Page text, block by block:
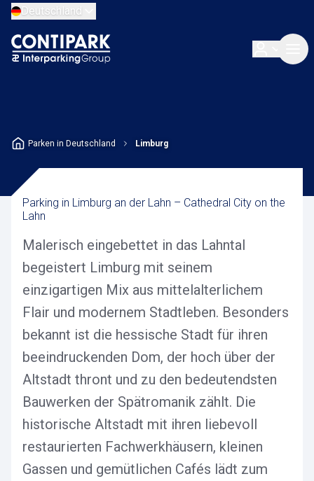
Deutschland
Parken in Deutschland Limburg
Parking in Limburg an der Lahn – Cathedral City on the
Lahn
Malerisch eingebettet in das Lahntal
begeistert Limburg mit seinem
einzigartigen Mix aus mittelalterlichem
Flair und modernem Stadtleben. Besonders
bekannt ist die hessische Stadt für ihren
beeindruckenden Dom, der hoch über der
Altstadt thront und zu den bedeutendsten
Bauwerken der Spätromanik zählt. Die
historische Altstadt mit ihren liebevoll
restaurierten Fachwerkhäusern, kleinen
Gassen und gemütlichen Cafés lädt zum